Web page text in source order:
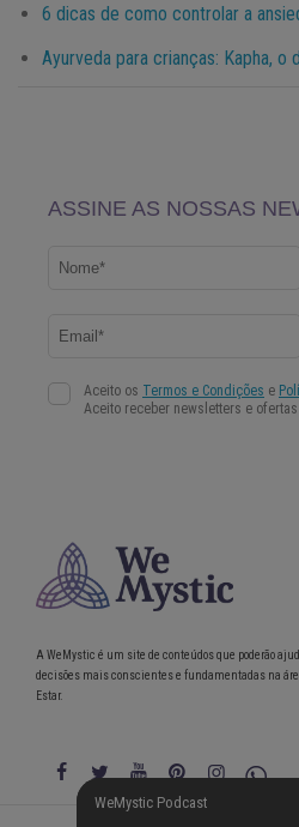
6 dicas de como controlar a
Ayurveda para crianças: Kapha, o
WeMystic Podcast
A WeMystic é um site de conteúdos que poderão
decisões mais conscientes e fundamentadas na
Estar.
WeMystic Podcast